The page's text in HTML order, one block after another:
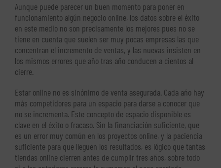
Aunque puede parecer un buen momento para poner en
funcionamiento algún negocio online, los datos sobre el éxito
en este medio no son precisamente los mejores pues no se
tiene en cuenta que suelen ser muy pocas empresas las que
concentran el incremento de ventas, y las nuevas insisten en
los mismos errores que año tras año conducen a cientos al
cierre.
Estar online no es sinónimo de venta asegurada. Cada año hay
más competidores para un espacio para darse a conocer que
no se incrementa. Este concepto de espacio disponible es
clave en el éxito o fracaso. Sin la financiación suficiente, que
es un error muy común en los proyectos online, y la paciencia
suficiente para que lleguen los resultados, es lógico que tantas
tiendas online cierren antes de cumplir tres años, sobre todo